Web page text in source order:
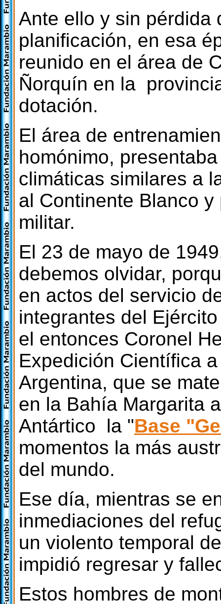
Ante ello y sin pérdida
planificación, en esa
reunido en el área de
Ñorquín en la
dotación.
El área de
homónimo,
climáticas similares a
al Continente Blanco
militar.
El 23 de mayo de
debemos olvidar,
en actos del servicio
integrantes del
el entonces Coronel
Expedición Científica
Argentina, que se
en la Bahía Margarita
Antártico la "Base
momentos la más
del mundo.
Ese día, mientras se
inmediaciones del
un violento temporal
impidió regresar y
Estos hombres de